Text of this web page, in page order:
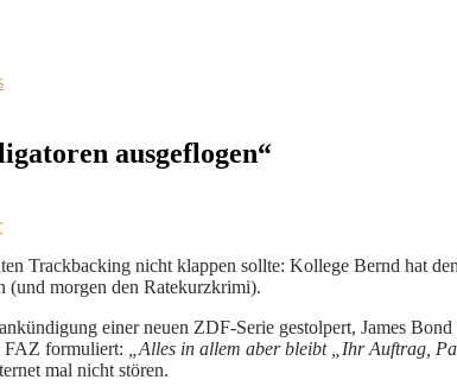
ausgeflogen“
Trackbacking nicht klappen sollte: Kollege Bernd hat
(und morgen den Ratekurzkrimi).
einer neuen ZDF-Serie gestolpert, James
FAZ formuliert:
„Alles in allem aber bleibt „Ihr Auftrag,
mal nicht stören.